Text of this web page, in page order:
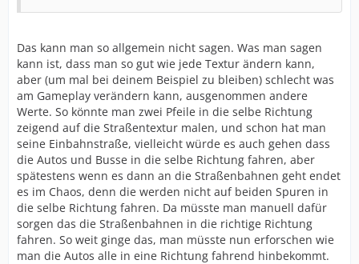
Das kann man so allgemein nicht sagen. Was man sagen
kann ist, dass man so gut wie jede Textur ändern kann,
aber (um mal bei deinem Beispiel zu bleiben) schlecht was
am Gameplay verändern kann, ausgenommen andere
Werte. So könnte man zwei Pfeile in die selbe Richtung
zeigend auf die Straßentextur malen, und schon hat man
seine Einbahnstraße, vielleicht würde es auch gehen dass
die Autos und Busse in die selbe Richtung fahren, aber
spätestens wenn es dann an die Straßenbahnen geht endet
es im Chaos, denn die werden nicht auf beiden Spuren in
die selbe Richtung fahren. Da müsste man manuell dafür
sorgen das die Straßenbahnen in die richtige Richtung
fahren. So weit ginge das, man müsste nun erforschen wie
man die Autos alle in eine Richtung fahrend hinbekommt.